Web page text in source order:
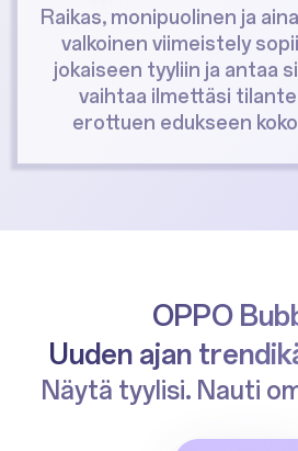
Raikas, monipuolinen ja
valkoinen viimeistely
jokaiseen tyyliin ja antaa
vaihtaa ilmettäsi
erottuen edukseen
OPPO
Uuden ajan
Näytä tyylisi. Nauti